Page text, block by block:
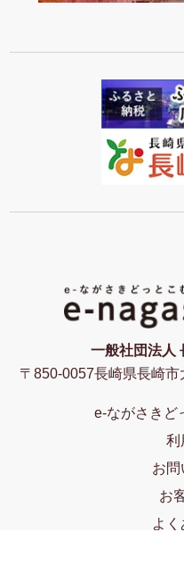
一般社団法人
〒850-0057長崎県長崎
e-ながさきど
利
お問
お
よく